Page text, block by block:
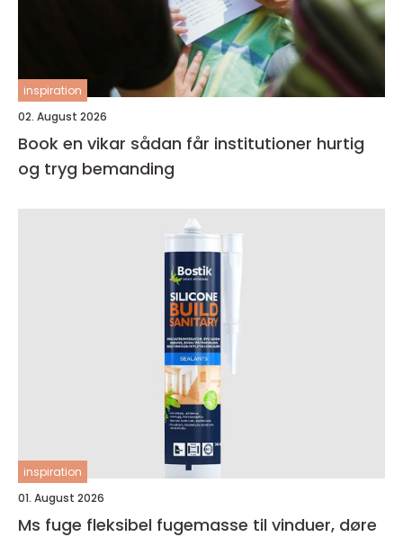
inspiration
02. August 2026
Book en vikar sådan får institutioner hurtig
og tryg bemanding
inspiration
01. August 2026
Ms fuge fleksibel fugemasse til vinduer, døre